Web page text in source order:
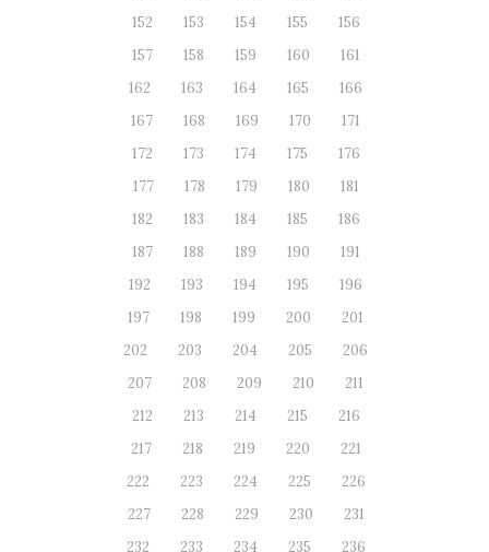
152
153 154 155
156
157
158 159 160
161
162
163 164 165
166
167
168 169 170
171
172
173 174 175
176
177
178 179 180
181
182
183 184 185
186
187
188 189 190
191
192
193 194 195
196
197
198 199 200
201
202
203 204 205
206
207
208 209 210
211
212
213 214 215
216
217
218 219 220
221
222
223 224 225
226
227
228 229 230
231
232
233 234 235
236